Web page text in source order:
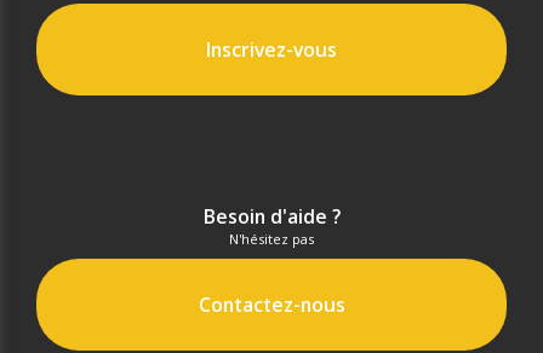
Inscrivez-vous
Besoin d'aide ?
N'hésitez pas
Contactez-nous